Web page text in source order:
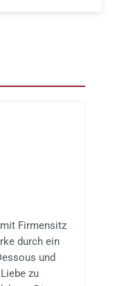
Firmensitz
durch ein
und
zu